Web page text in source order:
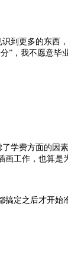
到更多的东西
，我不愿意
学费方面的因
工作，也算是
定之后才开始